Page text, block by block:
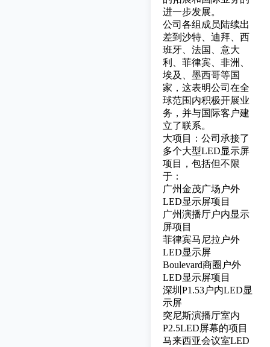
进一步发展。
公司各组成员陆续出
差到沙特、迪拜、西
班牙、法国、意大
利、菲律宾、非洲、
埃及、墨西哥等国
家，这表明公司在全
球范围内积极开展业
务，并与国际客户建
立了联系。
大项目：公司承接了
多个大型LED显示屏
项目，包括但不限
于：
广州金茂广场户外
LED显示屏项目
广州演播厅户内显示
屏项目
菲律宾马尼拉户外
LED显示屏
Boulevard商圈户外
LED显示屏项目
深圳P1.53户内LED显
示屏
突尼斯演播厅室内
P2.5LED屏幕的项目
马来西亚会议室LED